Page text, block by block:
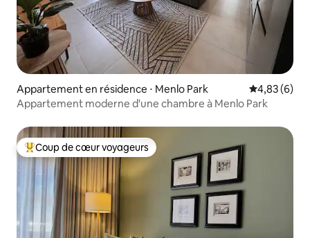
Appartement en résidence ⋅ Menlo Park Évaluation
4,83 (6)
Appartement moderne d'une chambre à Menlo Park
Coups de cœur voyageurs les plus appréciés
Coup de cœur voyageurs